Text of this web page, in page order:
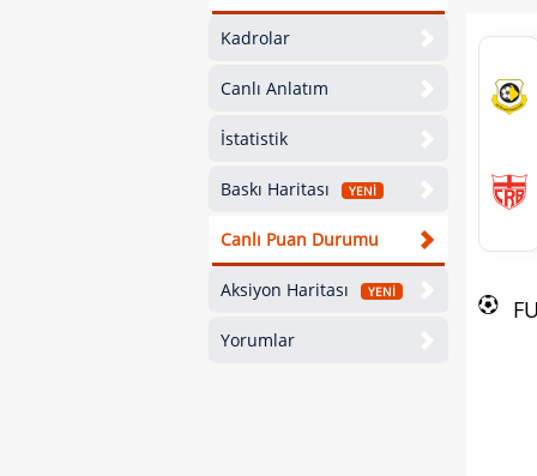
Kadrolar
Canlı Anlatım
İstatistik
Baskı Haritası YENİ
Canlı Puan Durumu
Aksiyon Haritası YENİ
Yorumlar